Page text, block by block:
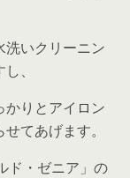
洗いクリーニン
、
かりとアイロン
てあげます。
ド・ゼニア」の